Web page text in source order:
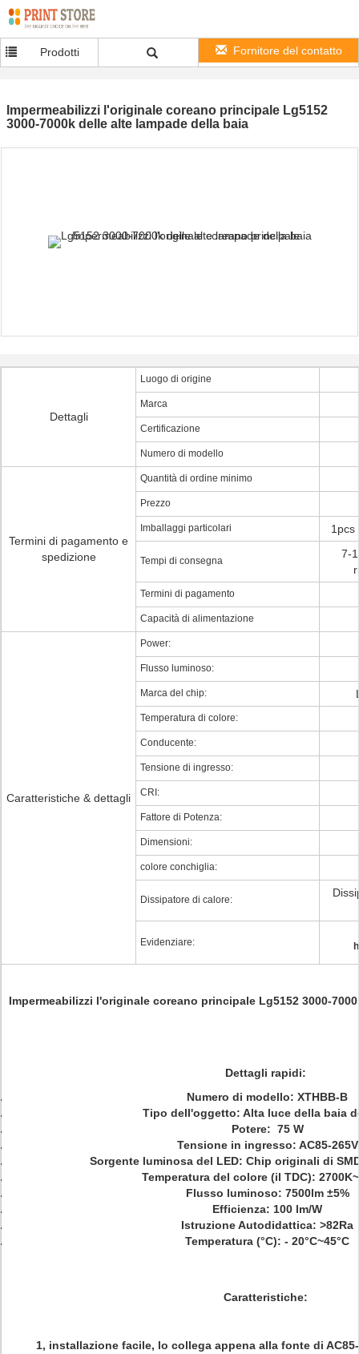
Prodotti Fornitore del contatto
Impermeabilizzi l'originale coreano principale Lg5152
3000-7000k delle alte lampade della baia
Dettagli
Luogo di origine
Marca
Certificazione
Numero di modello
Termini di pagamento e
spedizione
Quantità di ordine minimo
Prezzo
Imballaggi particolari 1pcs
Tempi di consegna
7-
Termini di pagamento
Capacità di alimentazione
Caratteristiche & dettagli
Power:
Flusso luminoso:
Marca del chip:
Temperatura di colore:
Conducente:
Tensione di ingresso:
CRI:
Fattore di Potenza:
Dimensioni:
colore conchiglia:
Dissipatore di calore:
Evidenziare:
Impermeabilizzi l'originale coreano principale Lg5152 3000-
Dettagli rapidi:
Numero di modello: XTHBB-B
Tipo dell'oggetto: Alta luce della baia
Potere: 75 W
Tensione in ingresso: AC85-265V
Sorgente luminosa del LED: Chip originali di
Temperatura del colore (il TDC):
Flusso luminoso: 7500lm ±5%
Efficienza: 100 lm/W
Istruzione Autodidattica: >82Ra
Temperatura (°C): - 20°C~45°C
Caratteristiche:
1, installazione facile, lo collega appena alla fonte di